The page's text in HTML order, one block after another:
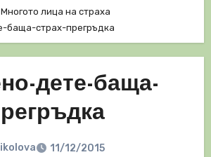
Многото лица на страха
баща-страх-прегръдка
дете-баща-
11/12/2015